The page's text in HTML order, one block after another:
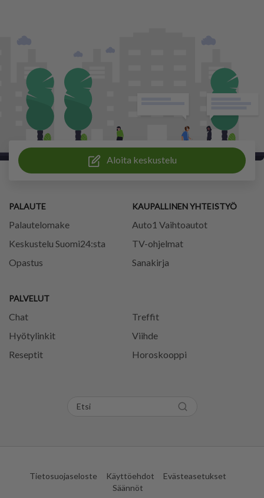
Aloita keskustelu
PALAUTE
Palautelomake
Keskustelu Suomi24:sta
Opastus
PALVELUT
Chat
Treffit
Hyötylinkit
Viihde
Reseptit
Horoskooppi
KAUPALLINEN YHTEISTYÖ
Auto1 Vaihtoautot
TV-ohjelmat
Sanakirja
Tietosuojaseloste Käyttöehdot
Evästeasetukset
Säännöt